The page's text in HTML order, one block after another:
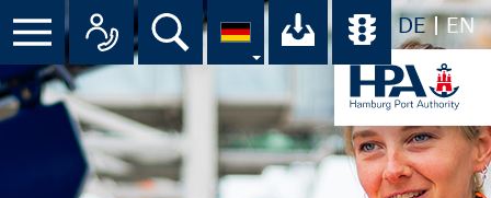
DE EN
Menü Alle Ansprechpartner im
Suche Ihr Download-